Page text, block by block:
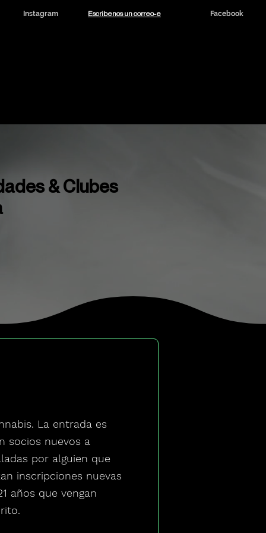
Instagram Escribenos un correo-e Facebook
& Clubes
La entrada es
socios nuevos a
por alguien que
inscripciones nuevas
años que vengan